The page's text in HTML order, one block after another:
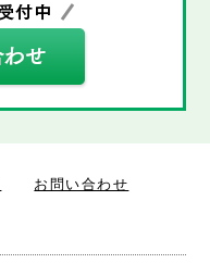
お問い合わせ